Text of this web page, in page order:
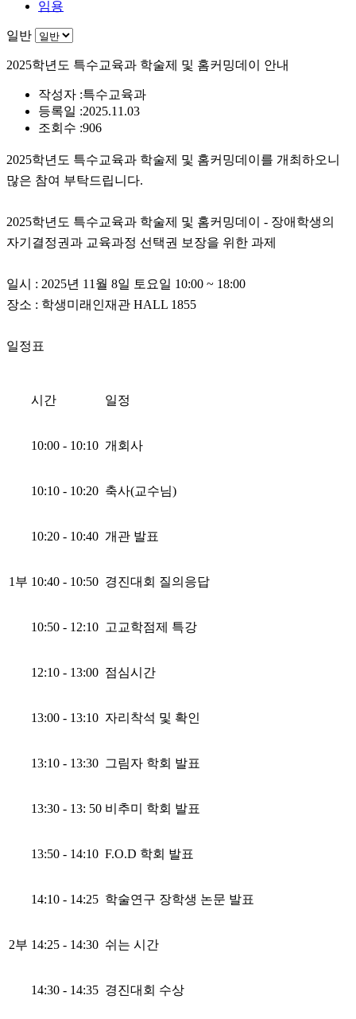
임용
일반
2025학년도 특수교육과 학술제 및 홈커밍데이 안내
작성자 :특수교육과
등록일 :2025.11.03
조회수 :906
2025학년도 특수교육과 학술제 및 홈커밍데이를 개최하오니
많은 참여 부탁드립니다.
2025학년도 특수교육과 학술제 및 홈커밍데이 - 장애학생의
자기결정권과 교육과정 선택권 보장을 위한 과제
일시 : 2025년 11월 8일 토요일 10:00 ~ 18:00
장소 : 학생미래인재관 HALL 1855
일정표
시간 일정
1부
10:00 - 10:10 개회사
10:10 - 10:20 축사(교수님)
10:20 - 10:40 개관 발표
10:40 - 10:50 경진대회 질의응답
10:50 - 12:10 고교학점제 특강
12:10 - 13:00 점심시간
13:00 - 13:10 자리착석 및 확인
2부
13:10 - 13:30 그림자 학회 발표
13:30 - 13: 50 비추미 학회 발표
13:50 - 14:10 F.O.D 학회 발표
14:10 - 14:25 학술연구 장학생 논문 발표
14:25 - 14:30 쉬는 시간
14:30 - 14:35 경진대회 수상